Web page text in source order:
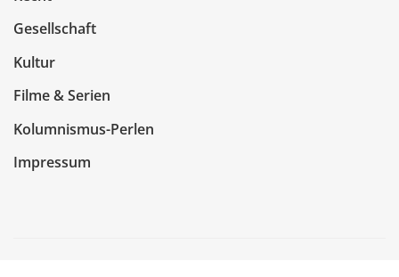
Gesellschaft
Kultur
Filme & Serien
Kolumnismus-Perlen
Impressum